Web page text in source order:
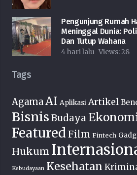
Pengunjung Rumah
Meninggal Dunia:
Dan Tutup Wahana
4 hari lalu Views:28
Tags
AgamaAI Aplikasi Artikel
Bisnis Budaya
Featured Film Fintech
Hukum
Kebudayaan Kesehatan